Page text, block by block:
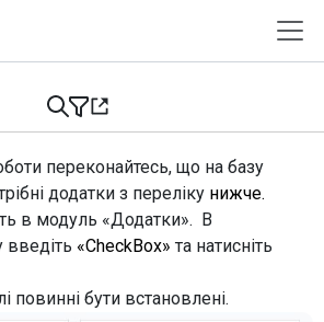
переконайтесь, що на базу
додатки з переліку нижче.
в модуль «Додатки». В
«CheckBox» та натисніть
повинні бути встановлені.